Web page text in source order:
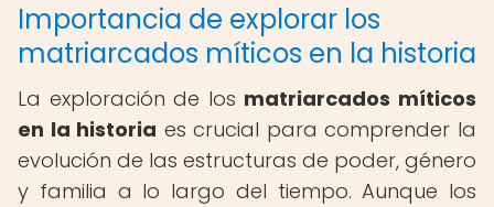
Importancia de explorar los
matriarcados míticos en la historia
La exploración de los matriarcados míticos
en la historia es crucial para comprender la
evolución de las estructuras de poder, género
y familia a lo largo del tiempo. Aunque los